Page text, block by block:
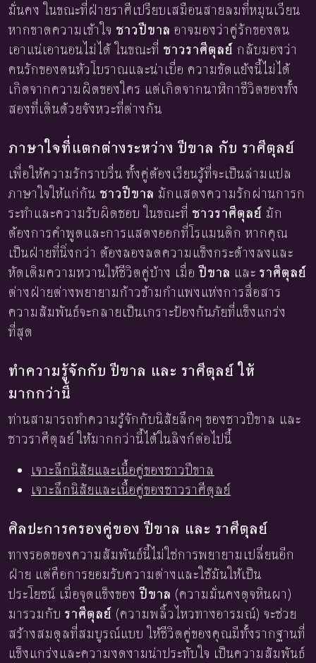
มั่นคง ในขณะที่ฝ่ายราศีเปรียบเสมือนสายลมที่หมุนเวียน
หากขาดความเข้าใจ ชาวปีขาล อาจมองว่าคู่รักของตน
เอาแน่เอานอนไม่ได้ ในขณะที่ ชาวราศีตุลย์ กลับมองว่า
คนรักของตนหัวโบราณและน่าเบื่อ ความขัดแย้งนี้ไม่ได้
เกิดจากความผิดของใคร แต่เกิดจากนาฬิกาชีวิตของทั้ง
สองที่เดินด้วยจังหวะที่ต่างกัน
ภาษาใจที่แตกต่างระหว่าง ปีขาล กับ ราศีตุลย์
เพื่อให้ความรักราบรื่น ทั้งคู่ต้องเรียนรู้ที่จะเป็นล่ามแปล
ภาษาใจให้แก่กัน ชาวปีขาล มักแสดงความรักผ่านการก
ระทำและความรับผิดชอบ ในขณะที่ ชาวราศีตุลย์ มัก
ต้องการคำพูดและการแสดงออกที่โรแมนติก หากคุณ
เป็นฝ่ายที่นิ่งกว่า ต้องลองลดความแข็งกระด้างลงและ
หัดเติมความหวานให้ชีวิตคู่บ้าง เมื่อปีขาล และ ราศีตุลย์
ต่างฝ่ายต่างพยายามก้าวข้ามกำแพงแห่งการสื่อสาร
ความสัมพันธ์จะกลายเป็นเกราะป้องกันภัยที่แข็งแกร่ง
ที่สุด
ทำความรู้จักกับ ปีขาล และ ราศีตุลย์ ให้
มากกว่านี้
ท่านสามารถทำความรู้จักกับนิสัยลึกๆ ของชาวปีขาล และ
ชาวราศีตุลย์ ให้มากกว่านี้ได้ในลิงก์ต่อไปนี้
เจาะลึกนิสัยและเนื้อคู่ของชาวปีขาล
เจาะลึกนิสัยและเนื้อคู่ของชาวราศีตุลย์
ศิลปะการครองคู่ของ ปีขาล และ ราศีตุลย์
ทางรอดของความสัมพันธ์นี้ไม่ใช่การพยายามเปลี่ยนอีก
ฝ่าย แต่คือการยอมรับความต่างและใช้มันให้เป็น
ประโยชน์ เมื่อจุดแข็งของปีขาล (ความมั่นคงดุจหินผา)
มารวมกับ ราศีตุลย์ (ความพลิ้วไหวทางอารมณ์) จะช่วย
สร้างสมดุลที่สมบูรณ์แบบ ให้ชีวิตคู่ของคุณมีทั้งรากฐานที่
แข็งแกร่งและความงดงามน่าประทับใจ เป็นความสัมพันธ์